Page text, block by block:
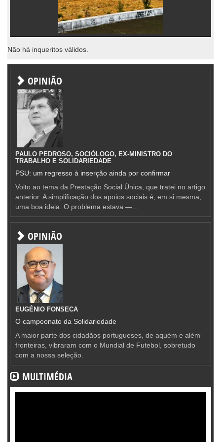
Não há inqueritos válidos.
OPINIÃO
PAULO PEDROSO, SOCIÓLOGO, EX-MINISTRO DO
TRABALHO E SOLIDARIEDADE
PSU: um regresso à inserção ainda por confirmar
Volto ao tema da Prestação Social Única, que tratei no artigo
anterior. A simplificação dos apoios sociais é, em si mesma,
uma boa ideia. O problema estava —...
OPINIÃO
EUGÉNIO FONSECA
O campeonato da Solidariedade
A maior parte dos cidadãos portugueses, de aquém e além-
fronteiras, vibraram com o Mundial de Futebol, sobretudo
com a nossa seleção.
MULTIMÉDIA